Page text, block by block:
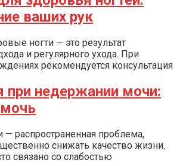
ваших рук
ногти — это результат
и регулярного ухода. При
рекомендуется консультация
при недержании мочи:
распространенная проблема,
снижать качество жизни.
связано со слабостью